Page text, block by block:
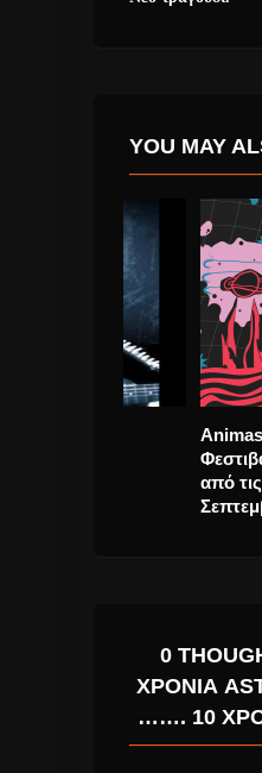
YOU MAY
Animasyros
Φεστιβάλ
από τις 22 έως
Σεπτεμβρίου.
0
ΧΡΌΝΙΑ
……. 10